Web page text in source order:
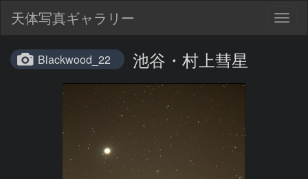
天体写真ギャラリー
Blackwood_22 池谷・村上彗星